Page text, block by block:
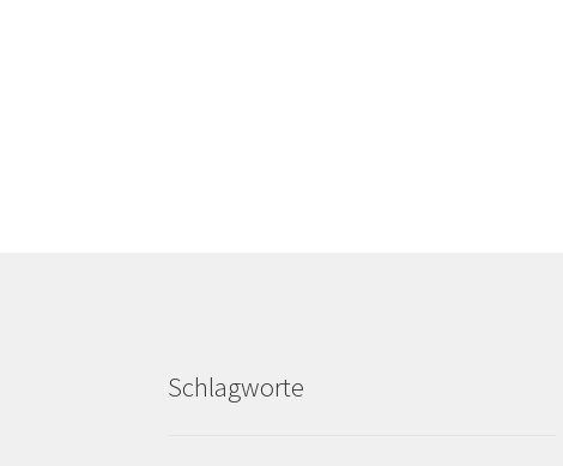
Schlagworte